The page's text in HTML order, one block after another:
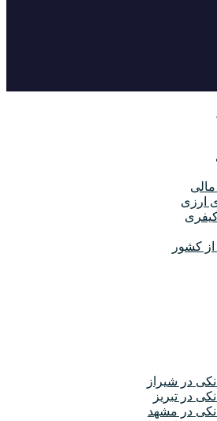
ارزی
از کشور
در شیراز
در تبریز
در مشهد